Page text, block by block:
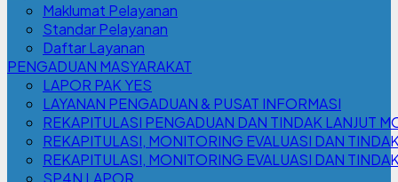
Maklumat Pelayanan
Standar Pelayanan
Daftar Layanan
PENGADUAN MASYARAKAT
LAPOR PAK YES
LAYANAN PENGADUAN & PUSAT INFORMASI
REKAPITULASI PENGADUAN DAN TINDAK LANJUT
REKAPITULASI, MONITORING EVALUASI DAN
REKAPITULASI, MONITORING EVALUASI DAN
SP4N LAPOR